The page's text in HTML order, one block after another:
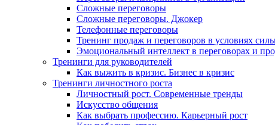
Сложные переговоры
Сложные переговоры. Джокер
Телефонные переговоры
Тренинг продаж и переговоров в условиях
Эмоциональный интеллект в переговорах и
Тренинги для руководителей
Как выжить в кризис. Бизнес в кризис
Тренинги личностного роста
Личностный рост. Современные тренды
Искусство общения
Как выбрать профессию. Карьерный рост